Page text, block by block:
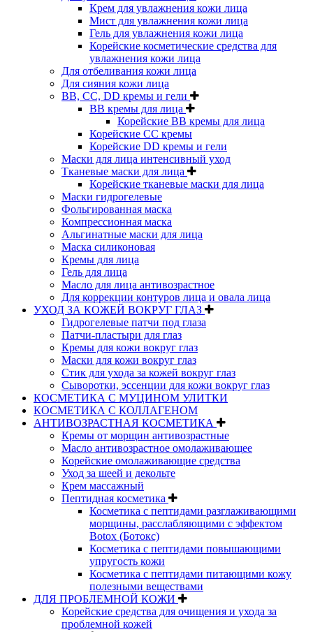
Крем для увлажнения кожи лица
Мист для увлажнения кожи лица
Гель для увлажнения кожи лица
Корейские косметические средства для
увлажнения кожи лица
Для отбеливания кожи лица
Для сияния кожи лица
BB, CC, DD кремы и гели
BB кремы для лица
Корейские BB кремы для лица
Корейские CC кремы
Корейские DD кремы и гели
Маски для лица интенсивный уход
Тканевые маски для лица
Корейские тканевые маски для лица
Маски гидрогелевые
Фольгированная маска
Компрессионная маска
Альгинатные маски для лица
Маска силиконовая
Кремы для лица
Гель для лица
Масло для лица антивозрастное
Для коррекции контуров лица и овала лица
УХОД ЗА КОЖЕЙ ВОКРУГ ГЛАЗ
Гидрогелевые патчи под глаза
Патчи-пластыри для глаз
Кремы для кожи вокруг глаз
Маски для кожи вокруг глаз
Стик для ухода за кожей вокруг глаз
Сыворотки, эссенции для кожи вокруг глаз
КОСМЕТИКА С МУЦИНОМ УЛИТКИ
КОСМЕТИКА С КОЛЛАГЕНОМ
АНТИВОЗРАСТНАЯ КОСМЕТИКА
Кремы от морщин антивозрастные
Масло антивозрастное омолаживающее
Корейские омолаживающие средства
Уход за шеей и декольте
Крем массажный
Пептидная косметика
Косметика с пептидами разглаживающими
морщины, расслабляющими с эффектом
Botox (Ботокс)
Косметика с пептидами повышающими
упругость кожи
Косметика с пептидами питающими кожу
полезными веществами
ДЛЯ ПРОБЛЕМНОЙ КОЖИ
Корейские средства для очищения и ухода за
проблемной кожей